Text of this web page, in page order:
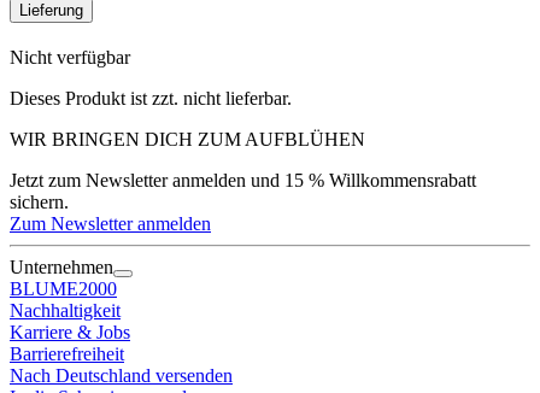
Lieferung
Nicht verfügbar
Dieses Produkt ist zzt. nicht lieferbar.
WIR BRINGEN DICH ZUM AUFBLÜHEN
Jetzt zum Newsletter anmelden und 15 % Willkommensrabatt
sichern.
Zum Newsletter anmelden
Unternehmen
BLUME2000
Nachhaltigkeit
Karriere & Jobs
Barrierefreiheit
Nach Deutschland versenden